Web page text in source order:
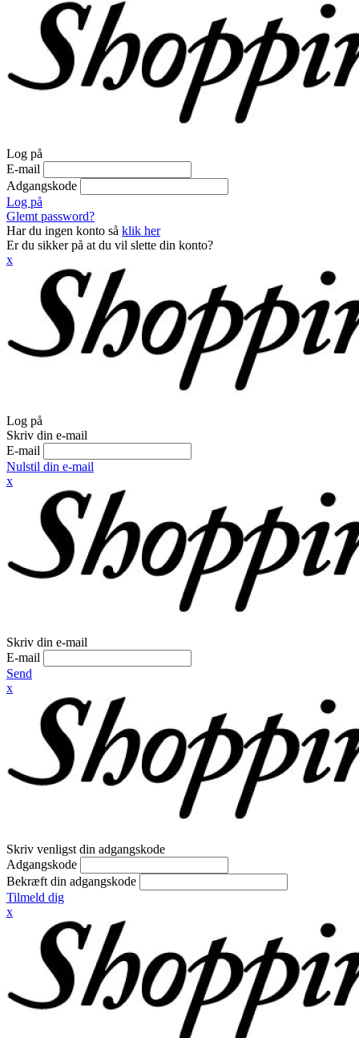
Log på
E-mail
Adgangskode
Log på
Glemt password?
Har du ingen konto så klik her
Er du sikker på at du vil slette din konto?
x
Log på
Skriv din e-mail
E-mail
Nulstil din e-mail
x
Skriv din e-mail
E-mail
Send
x
Skriv venligst din adgangskode
Adgangskode
Bekræft din adgangskode
Tilmeld dig
x